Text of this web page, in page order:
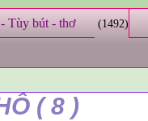
Tùy bút - thơ (1492)
( 8 )